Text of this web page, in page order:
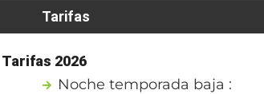
Tarifas
Tarifas 2026
Noche temporada baja :